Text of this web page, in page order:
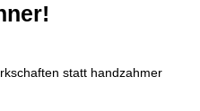
statt handzahmer